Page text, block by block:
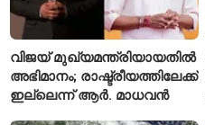
വിജയ് മുഖ്യമന്ത്രിയായതിൽ
അഭിമാനം; രാഷ്ട്രീയത്തിലേക്ക്
ഇല്ലെന്ന് ആർ. മാധവൻ